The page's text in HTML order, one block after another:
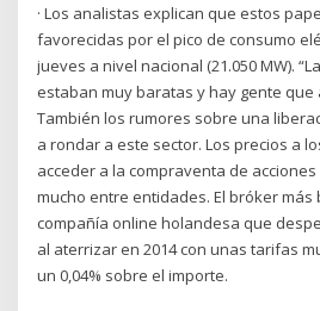
· Los analistas explican que estos
favorecidas por el pico de consumo
jueves a nivel nacional (21.050 MW).
estaban muy baratas y hay gente
También los rumores sobre una
a rondar a este sector. Los precios a
acceder a la compraventa de
mucho entre entidades. El bróker más
compañía online holandesa que
al aterrizar en 2014 con unas tarifas
un 0,04% sobre el importe.